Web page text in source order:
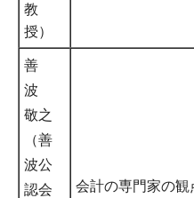
教
授）
善
波
敬之
（善
波公
認会
会計の専門家の